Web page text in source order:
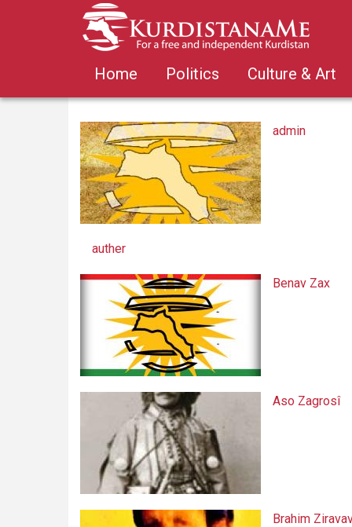
Home Politics Culture & Art
admin
auther
Benav Zax
Aso Zagrosî
Brahim